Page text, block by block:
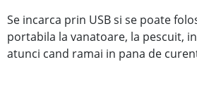
Se incarca prin USB si se poate
portabila la vanatoare, la pescuit,
atunci cand ramai in pana de